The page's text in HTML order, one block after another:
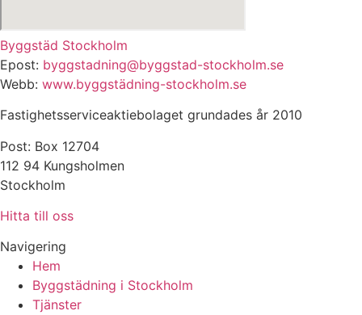
Byggstäd Stockholm
Epost: byggstadning@byggstad-stockholm.se
Webb: www.byggstädning-stockholm.se
Fastighetsserviceaktiebolaget grundades år 2010
Post: Box 12704
112 94 Kungsholmen
Stockholm
Hitta till oss
Navigering
Hem
Byggstädning i Stockholm
Tjänster